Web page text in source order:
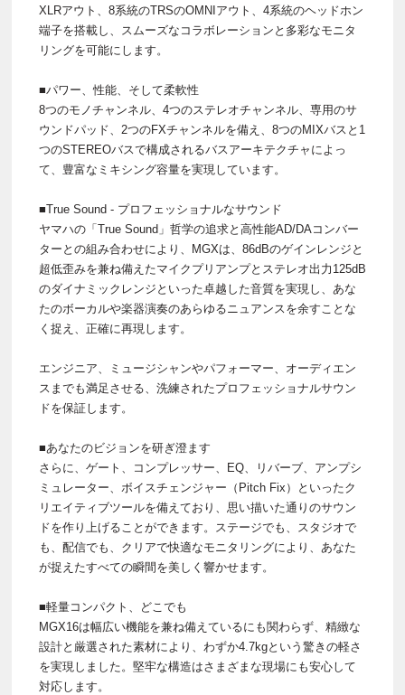
XLRアウト、8系統のTRSのOMNIアウト、4系統のヘッドホン
端子を搭載し、スムーズなコラボレーションと多彩なモニタ
リングを可能にします。
■パワー、性能、そして柔軟性
8つのモノチャンネル、4つのステレオチャンネル、専用のサ
ウンドパッド、2つのFXチャンネルを備え、8つのMIXバスと1
つのSTEREOバスで構成されるバスアーキテクチャによっ
て、豊富なミキシング容量を実現しています。
■True Sound - プロフェッショナルなサウンド
ヤマハの「True Sound」哲学の追求と高性能AD/DAコンバー
ターとの組み合わせにより、MGXは、86dBのゲインレンジと
超低歪みを兼ね備えたマイクプリアンプとステレオ出力125dB
のダイナミックレンジといった卓越した音質を実現し、あな
たのボーカルや楽器演奏のあらゆるニュアンスを余すことな
く捉え、正確に再現します。
エンジニア、ミュージシャンやパフォーマー、オーディエン
スまでも満足させる、洗練されたプロフェッショナルサウン
ドを保証します。
■あなたのビジョンを研ぎ澄ます
さらに、ゲート、コンプレッサー、EQ、リバーブ、アンプシ
ミュレーター、ボイスチェンジャー（Pitch Fix）といったク
リエイティブツールを備えており、思い描いた通りのサウン
ドを作り上げることができます。ステージでも、スタジオで
も、配信でも、クリアで快適なモニタリングにより、あなた
が捉えたすべての瞬間を美しく響かせます。
■軽量コンパクト、どこでも
MGX16は幅広い機能を兼ね備えているにも関わらず、精緻な
設計と厳選された素材により、わずか4.7kgという驚きの軽さ
を実現しました。堅牢な構造はさまざまな現場にも安心して
対応します。